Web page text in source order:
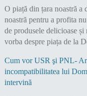
O piață din țara noastră
noastră pentru a profita
de produsele delicioase
vorba despre piața de la
Cum vor USR şi PNL-
incompatibilitatea lui
intervină